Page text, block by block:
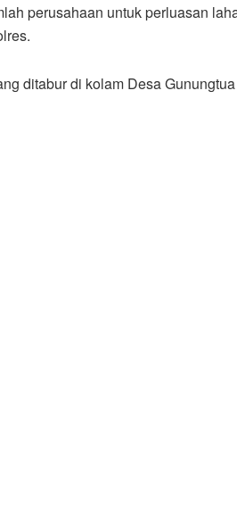
perusahaan untuk perluasan
ditabur di kolam Desa